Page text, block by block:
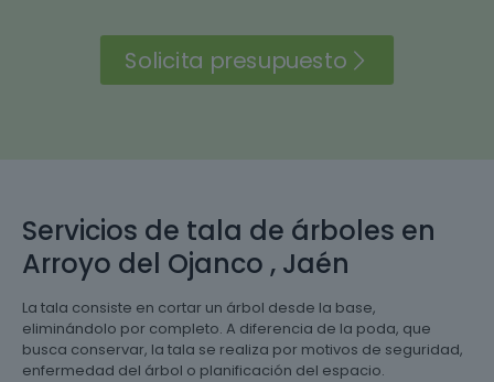
Solicita presupuesto
Servicios de tala de árboles en
Arroyo del Ojanco , Jaén
La tala consiste en cortar un árbol desde la base,
eliminándolo por completo. A diferencia de la poda, que
busca conservar, la tala se realiza por motivos de seguridad,
enfermedad del árbol o planificación del espacio.